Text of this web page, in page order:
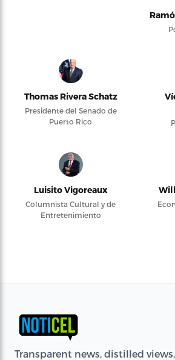
Thomas Rivera Schatz
Presidente del Senado de
Puerto Rico
Luisito Vigoreaux
Columnista Cultural y de
Entretenimiento
Transparent news, distilled